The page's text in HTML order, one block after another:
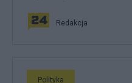
Redakcja
Polityka